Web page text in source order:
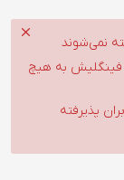
نمی‌شوند
فینگلیش به هیچ
پذیرفته